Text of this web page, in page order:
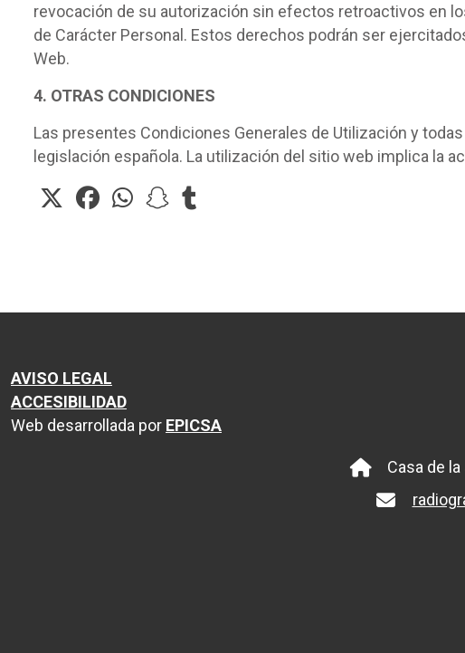
revocación de su autorización sin efectos retroactivos en
de Carácter Personal. Estos derechos podrán ser
Web.
4. OTRAS CONDICIONES
Las presentes Condiciones Generales de Utilización y
legislación española. La utilización del sitio web implica la
AVISO LEGAL
ACCESIBILIDAD
Web desarrollada por EPICSA
Casa de